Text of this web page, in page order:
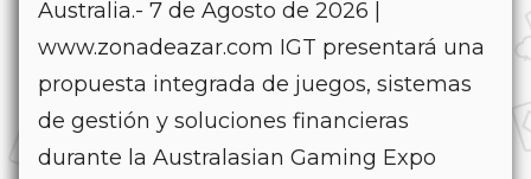
Australia.- 7 de Agosto de 2026 |
www.zonadeazar.com IGT presentará una
propuesta integrada de juegos, sistemas
de gestión y soluciones financieras
durante la Australasian Gaming Expo